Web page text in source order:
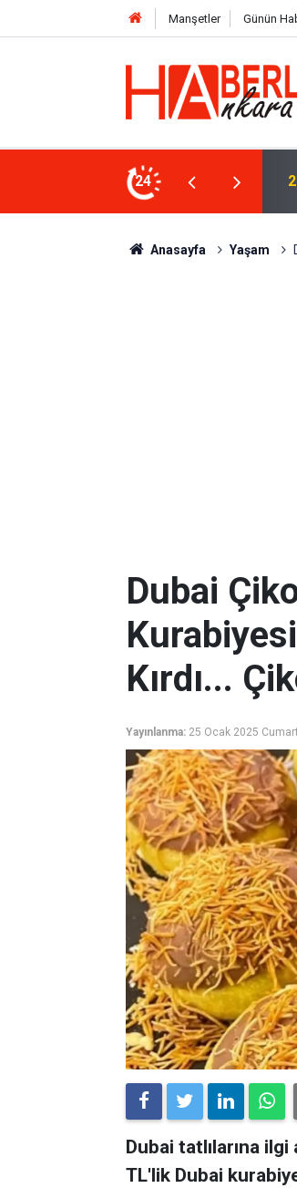
Manşetler Günün
24
2026! Bayram Primi, Erzak Yardımı ve
Anasayfa Yaşam
Dubai
Kırdı...
Yayınlanma: 25 Ocak 2025
Dubai tatlılarına
TL'lik Dubai